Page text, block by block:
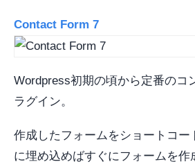
Contact Form 7
Wordpress初期の頃から定番のコ
ラグイン。
作成したフォームをショートコー
に埋め込めばすぐにフォームを作